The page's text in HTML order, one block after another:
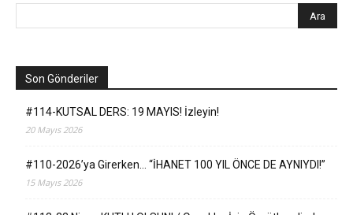
Son Gönderiler
#114-KUTSAL DERS: 19 MAYIS! İzleyin!
20 Mayıs 2026
#110-2026’ya Girerken… “İHANET 100 YIL ÖNCE DE AYNIYDI!”
15 Mayıs 2026